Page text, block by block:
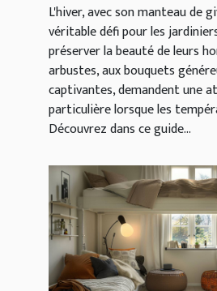
L'hiver, avec son manteau de
véritable défi pour les
préserver la beauté de leurs
arbustes, aux bouquets
captivantes, demandent une
particulière lorsque les
Découvrez dans ce guide...